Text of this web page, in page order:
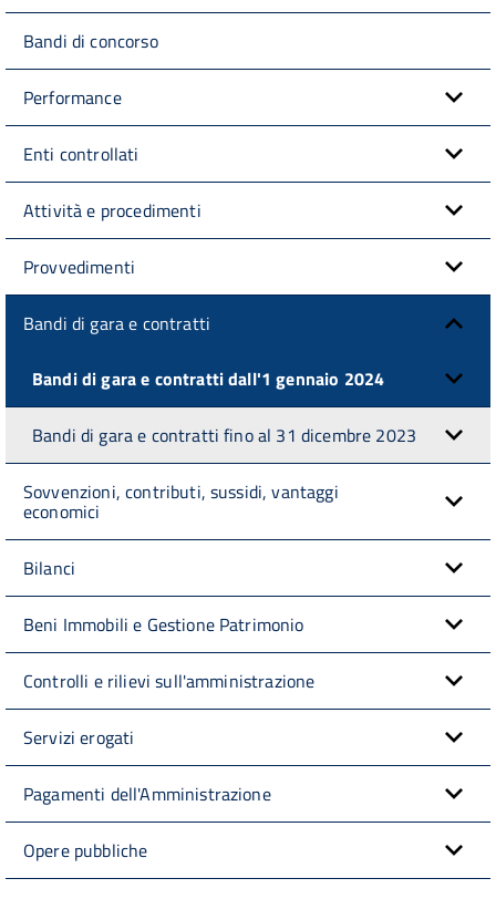
Bandi di concorso
Performance
Enti controllati
Attività e procedimenti
Provvedimenti
Bandi di gara e contratti
Bandi di gara e contratti dall'1 gennaio 2024
Bandi di gara e contratti fino al 31 dicembre 2023
Sovvenzioni, contributi, sussidi, vantaggi
economici
Bilanci
Beni Immobili e Gestione Patrimonio
Controlli e rilievi sull'amministrazione
Servizi erogati
Pagamenti dell'Amministrazione
Opere pubbliche